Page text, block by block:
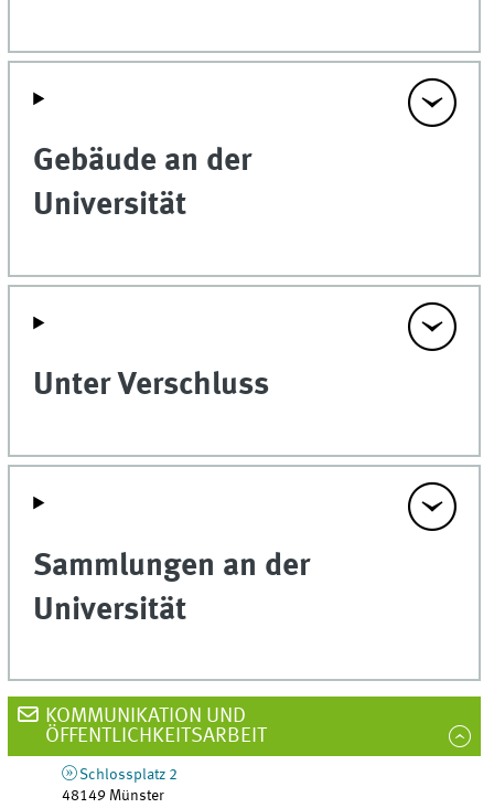
Gebäude an der
Universität
Unter Verschluss
Sammlungen an der
Universität
KOMMUNIKATION UND
ÖFFENTLICHKEITSARBEIT
Schlossplatz 2
48149 Münster